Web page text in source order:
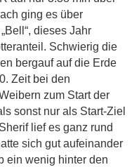
ging es über
dieses Jahr
Schwierig die
bergauf auf die Erde
Zeit bei den
zum Start der
sonst nur als Start-Ziel
lief es ganz rund
sich gut aufeinander
ein wenig hinter den